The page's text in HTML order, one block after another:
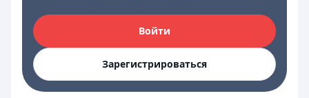
Войти
Зарегистрироваться